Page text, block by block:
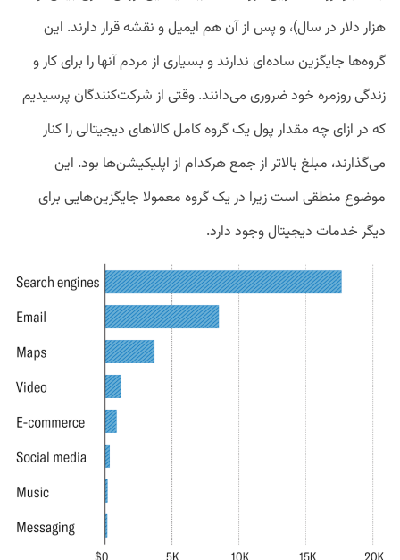
هزار دلار در سال)، و پس از آن هم ایمیل و نقشه قرار دارند. این
گروه‌ها جایگزین ساده‌ای ندارند و بسیاری از مردم آنها را برای کار و
زندگی روزمره خود ضروری می‌دانند. وقتی از شرکت‌کنندگان پرسیدیم
که در ازای چه مقدار پول یک گروه کامل کالاهای دیجیتالی را کنار
می‌گذارند، مبلغ بالاتر از جمع هرکدام از اپلیکیشن‌ها بود. این
موضوع منطقی است زیرا در یک گروه معمولا جایگزین‌هایی برای
دیگر خدمات دیجیتال وجود دارد.